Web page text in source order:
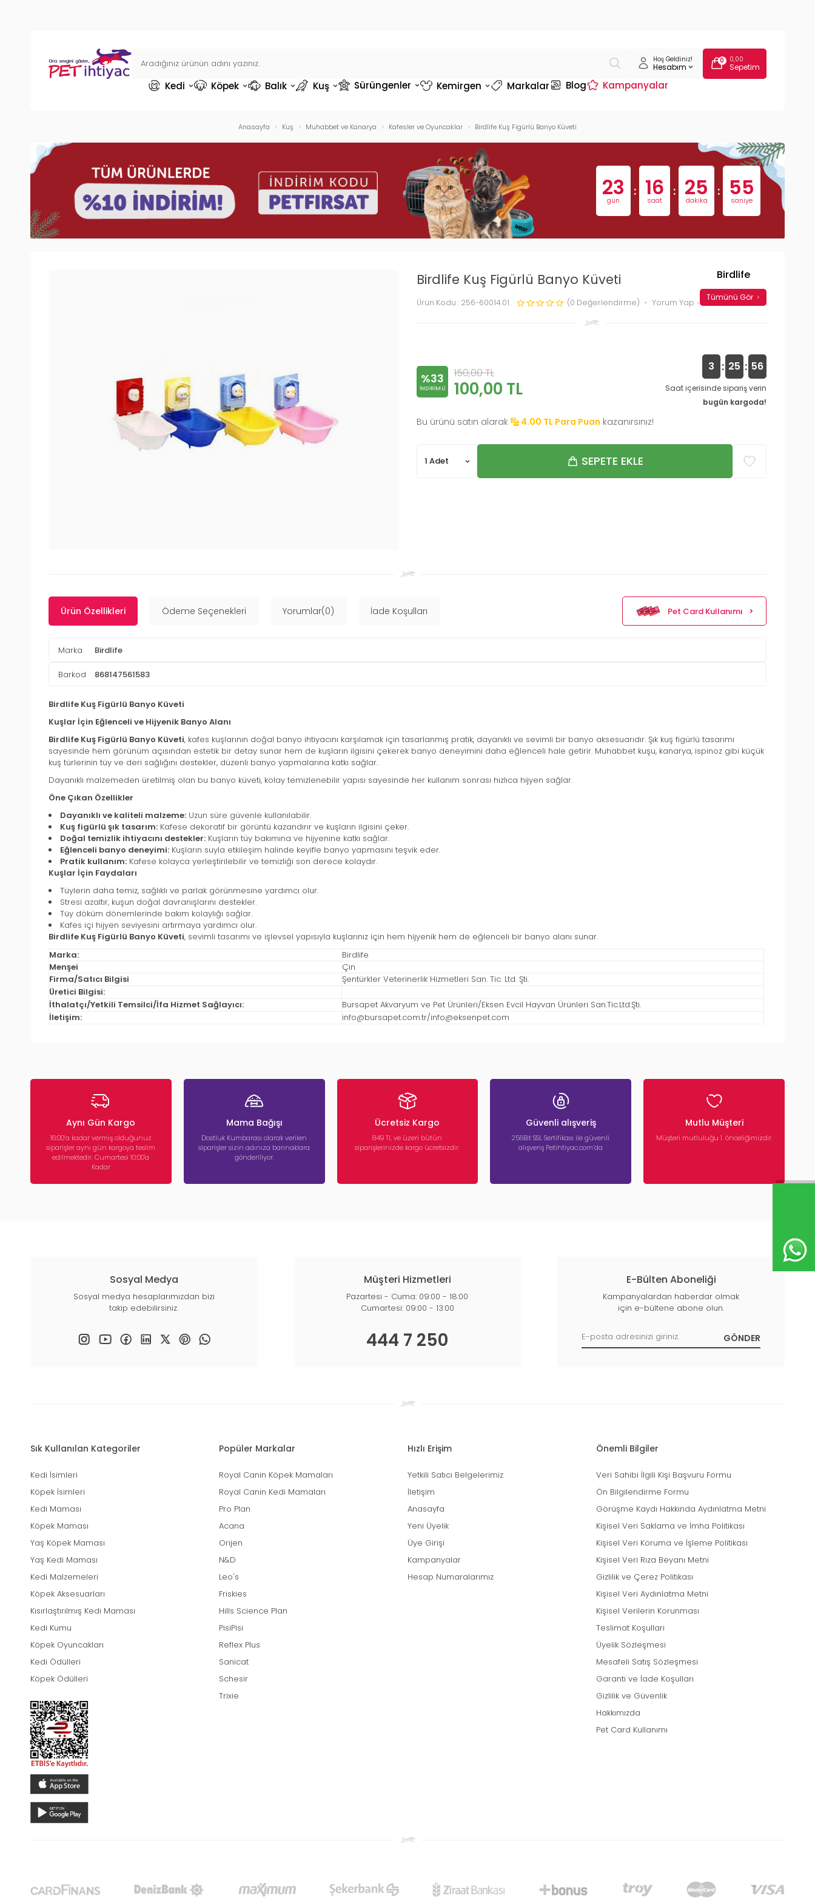
Hoş Geldiniz!
Hesabım
0 0,00
Sepetim
Kedi Köpek Balık Kuş Sürüngenler Kemirgen Markalar Blog Kampanyalar
Anasayfa Kuş Muhabbet ve Kanarya Kafesler ve Oyuncaklar Birdlife Kuş Figürlü Banyo Küveti
23
gün
: 16
saat
: 25
dakika
: 54
saniye
Birdlife Kuş Figürlü Banyo Küveti
Ürün Kodu : 256-60014.01 (0 Değerlendirme) Yorum Yap
Birdlife
Tümünü Gör
%33
INDIRIMLI
150,00TL
100,00 TL
3 : 25 : 55
Saat içerisinde sipariş verin
bugün kargoda!
Bu ürünü satın alarak 4.00 TL Para Puan kazanırsınız!
SEPETE EKLE
Ürün Özellikleri Ödeme Seçenekleri Yorumlar(0) İade Koşulları Pet Card Kullanımı
Marka Birdlife
Barkod 868147561583
Birdlife Kuş Figürlü Banyo Küveti
Kuşlar İçin Eğlenceli ve Hijyenik Banyo Alanı
Birdlife Kuş Figürlü Banyo Küveti, kafes kuşlarının doğal banyo ihtiyacını karşılamak için tasarlanmış pratik, dayanıklı ve sevimli bir banyo aksesuarıdır. Şık kuş figürlü tasarımı
sayesinde hem görünüm açısından estetik bir detay sunar hem de kuşların ilgisini çekerek banyo deneyimini daha eğlenceli hale getirir. Muhabbet kuşu, kanarya, ispinoz gibi küçük
kuş türlerinin tüy ve deri sağlığını destekler, düzenli banyo yapmalarına katkı sağlar.
Dayanıklı malzemeden üretilmiş olan bu banyo küveti, kolay temizlenebilir yapısı sayesinde her kullanım sonrası hızlıca hijyen sağlar.
Öne Çıkan Özellikler
Dayanıklı ve kaliteli malzeme: Uzun süre güvenle kullanılabilir.
Kuş figürlü şık tasarım: Kafese dekoratif bir görüntü kazandırır ve kuşların ilgisini çeker.
Doğal temizlik ihtiyacını destekler: Kuşların tüy bakımına ve hijyenine katkı sağlar.
Eğlenceli banyo deneyimi: Kuşların suyla etkileşim halinde keyifle banyo yapmasını teşvik eder.
Pratik kullanım: Kafese kolayca yerleştirilebilir ve temizliği son derece kolaydır.
Kuşlar İçin Faydaları
Tüylerin daha temiz, sağlıklı ve parlak görünmesine yardımcı olur.
Stresi azaltır, kuşun doğal davranışlarını destekler.
Tüy döküm dönemlerinde bakım kolaylığı sağlar.
Kafes içi hijyen seviyesini artırmaya yardımcı olur.
Birdlife Kuş Figürlü Banyo Küveti, sevimli tasarımı ve işlevsel yapısıyla kuşlarınız için hem hijyenik hem de eğlenceli bir banyo alanı sunar.
Marka:
Birdlife
Menşei
Çin
Firma/Satıcı Bilgisi
Şentürkler Veterinerlik Hizmetleri San. Tic. Ltd. Şti.
Üretici Bilgisi:
İthalatçı/Yetkili Temsilci/İfa Hizmet Sağlayıcı:
Bursapet Akvaryum ve Pet Ürünleri/Eksen Evcil Hayvan Ürünleri San.Tic.Ltd.Şti.
İletişim:
info@bursapet.com.tr/info@eksenpet.com
Aynı Gün Kargo
16:00’a kadar vermiş olduğunuz
siparişler aynı gün kargoya teslim
edilmektedir. Cumartesi 10:00'a
Kadar
Mama Bağışı
Dostluk Kumbarası olarak verilen
siparişler sizin adınıza barınaklara
gönderiliyor.
Ücretsiz Kargo
849 TL ve üzeri bütün
siparişlerinizde kargo ücretsizdir.
Güvenli alışveriş
256Bit SSL Sertifikası ile güvenli
alışveriş Petihtiyac.com’da
Mutlu Müşteri
Müşteri mutluluğu 1. önceliğimizdir.
Sosyal Medya
Sosyal medya hesaplarımızdan bizi
takip edebilirsiniz.
Müşteri Hizmetleri
Pazartesi - Cuma: 09:00 - 18:00
Cumartesi: 09:00 - 13:00
444 7 250
E-Bülten Aboneliği
Kampanyalardan haberdar olmak
için e-bültene abone olun.
Sık Kullanılan Kategoriler
Kedi İsimleri
Köpek İsimleri
Kedi Maması
Köpek Maması
Yaş Köpek Maması
Yaş Kedi Maması
Kedi Malzemeleri
Köpek Aksesuarları
Kısırlaştırılmış Kedi Maması
Kedi Kumu
Köpek Oyuncakları
Kedi Ödülleri
Köpek Ödülleri
Popüler Markalar
Royal Canin Köpek Mamaları
Royal Canin Kedi Mamaları
Pro Plan
Acana
Orijen
N&D
Leo's
Friskies
Hills Science Plan
PisiPisi
Reflex Plus
Sanicat
Schesir
Trixie
Hızlı Erişim
Yetkili Satıcı Belgelerimiz
İletişim
Anasayfa
Yeni Üyelik
Üye Girişi
Kampanyalar
Hesap Numaralarımız
Önemli Bilgiler
Veri Sahibi İlgili Kişi Başvuru Formu
Ön Bilgilendirme Formu
Görüşme Kaydı Hakkında Aydınlatma Metni
Kişisel Veri Saklama ve İmha Politikası
Kişisel Veri Koruma ve İşleme Politikası
Kişisel Veri Rıza Beyanı Metni
Gizlilik ve Çerez Politikası
Kişisel Veri Aydınlatma Metni
Kişisel Verilerin Korunması
Teslimat Koşulları
Üyelik Sözleşmesi
Mesafeli Satış Sözleşmesi
Garanti ve İade Koşulları
Gizlilik ve Güvenlik
Hakkımızda
Pet Card Kullanımı